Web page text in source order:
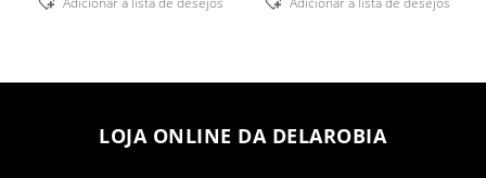
LOJA ONLINE DA DELAROBIA